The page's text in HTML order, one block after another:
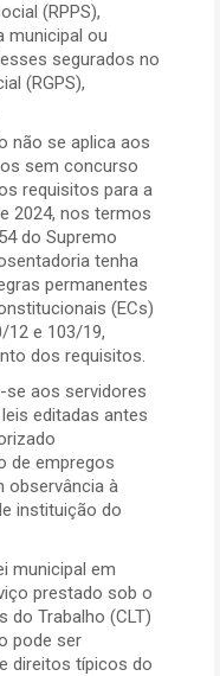
(RPPS),
municipal ou
segurados no
(RGPS),
não se aplica aos
sem concurso
requisitos para a
2024, nos termos
do Supremo
tenha
permanentes
(ECs)
12 e 103/19,
dos requisitos.
se aos servidores
editadas antes
de empregos
observância à
instituição do
municipal em
prestado sob o
do Trabalho (CLT)
pode ser
direitos típicos do